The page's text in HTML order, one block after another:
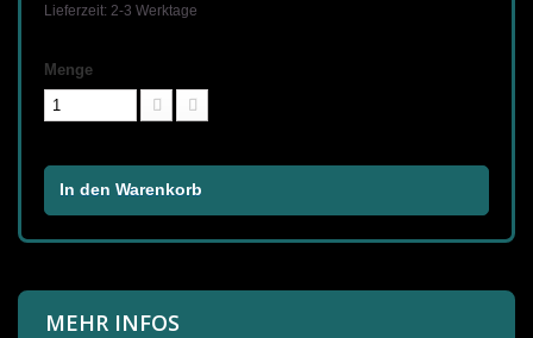
Lieferzeit: 2-3 Werktage
Menge
In den Warenkorb
MEHR INFOS